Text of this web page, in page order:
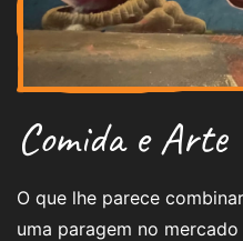
Comida e Arte
O que lhe parece
uma paragem no